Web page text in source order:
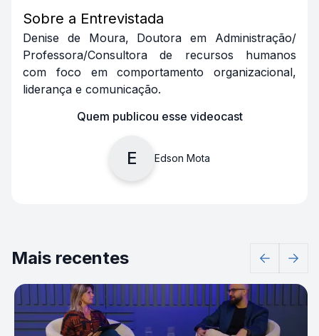
Sobre a Entrevistada
Denise de Moura, Doutora em Administração/
Professora/Consultora de recursos humanos
com foco em comportamento organizacional,
liderança e comunicação.
Quem publicou esse videocast
E Edson Mota
Mais recentes